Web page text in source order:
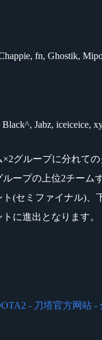
fn, Ghostik,
Black^, Jabz, iceiceice,
×2グループに分れて
ープの上位2チーム
(セミファイナル)、
に進出となります。
- 刀塔官方网站 -